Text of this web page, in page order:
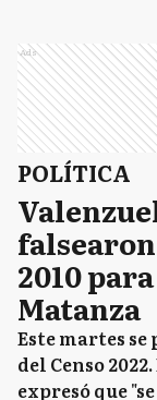
Ads
POLÍTICA
2010
Matanza
Este martes
del Censo
expresó que